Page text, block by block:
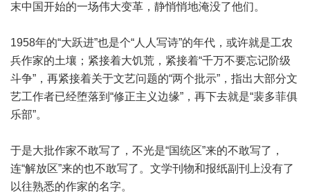
末中国开始的一场伟大变革，静悄悄地淹没了他们。
1958年的“大跃进”也是个“人人写诗”的年代，或许就是工农
兵作家的土壤；紧接着大饥荒，紧接着“千万不要忘记阶级
斗争”，再紧接着关于文艺问题的“两个批示”，指出大部分文
艺工作者已经堕落到“修正主义边缘”，再下去就是“裴多菲俱
乐部”。
于是大批作家不敢写了，不光是“国统区”来的不敢写了，
连“解放区”来的也不敢写了。文学刊物和报纸副刊上没有了
以往熟悉的作家的名字。